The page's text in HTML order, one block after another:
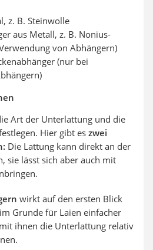
z. B. Steinwolle
aus Metall, z. B. Nonius-
von Abhängern)
(nur bei
Art der Unterlattung und die
Hier gibt eszwei
Die Lattung kann direkt an der
sie lässt sich aber auch mit
wirkt auf den ersten Blick
Grunde für Laien einfacher
ihnen die Unterlattung relativ